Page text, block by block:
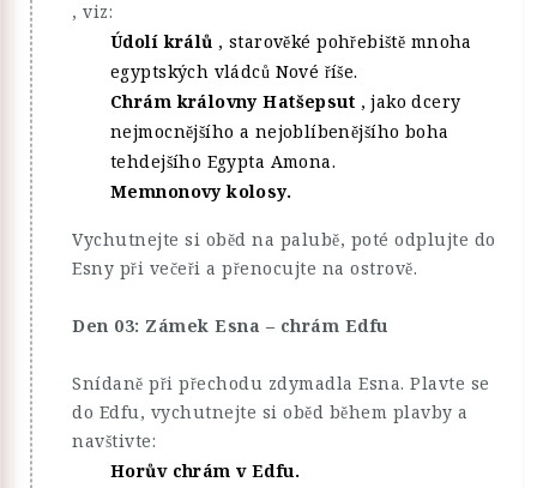
, viz:
Údolí králů , starověké pohřebiště mnoha
egyptských vládců Nové říše.
Chrám královny Hatšepsut , jako dcery
nejmocnějšího a nejoblíbenějšího boha
tehdejšího Egypta Amona.
Memnonovy kolosy.
Vychutnejte si oběd na palubě, poté odplujte do
Esny při večeři a přenocujte na ostrově.
Den 03: Zámek Esna – chrám Edfu
Snídaně při přechodu zdymadla Esna. Plavte se
do Edfu, vychutnejte si oběd během plavby a
navštivte:
Horův chrám v Edfu.